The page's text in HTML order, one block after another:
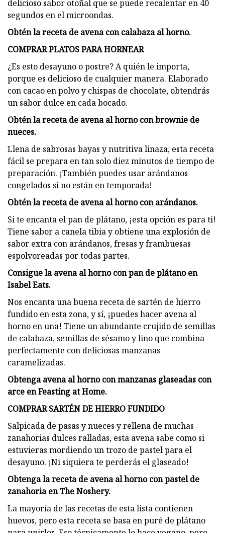
delicioso sabor otoñal que se puede recalentar en 40
segundos en el microondas.
Obtén la receta de avena con calabaza al horno.
COMPRAR PLATOS PARA HORNEAR
¿Es esto desayuno o postre? A quién le importa,
porque es delicioso de cualquier manera. Elaborado
con cacao en polvo y chispas de chocolate, obtendrás
un sabor dulce en cada bocado.
Obtén la receta de avena al horno con brownie de
nueces.
Llena de sabrosas bayas y nutritiva linaza, esta receta
fácil se prepara en tan solo diez minutos de tiempo de
preparación. ¡También puedes usar arándanos
congelados si no están en temporada!
Obtén la receta de avena al horno con arándanos.
Si te encanta el pan de plátano, ¡esta opción es para ti!
Tiene sabor a canela tibia y obtiene una explosión de
sabor extra con arándanos, fresas y frambuesas
espolvoreadas por todas partes.
Consigue la avena al horno con pan de plátano en
Isabel Eats.
Nos encanta una buena receta de sartén de hierro
fundido en esta zona, y sí, ¡puedes hacer avena al
horno en una! Tiene un abundante crujido de semillas
de calabaza, semillas de sésamo y lino que combina
perfectamente con deliciosas manzanas
caramelizadas.
Obtenga avena al horno con manzanas glaseadas con
arce en Feasting at Home.
COMPRAR SARTÉN DE HIERRO FUNDIDO
Salpicada de pasas y nueces y rellena de muchas
zanahorias dulces ralladas, esta avena sabe como si
estuvieras mordiendo un trozo de pastel para el
desayuno. ¡Ni siquiera te perderás el glaseado!
Obtenga la receta de avena al horno con pastel de
zanahoria en The Noshery.
La mayoría de las recetas de esta lista contienen
huevos, pero esta receta se basa en puré de plátano